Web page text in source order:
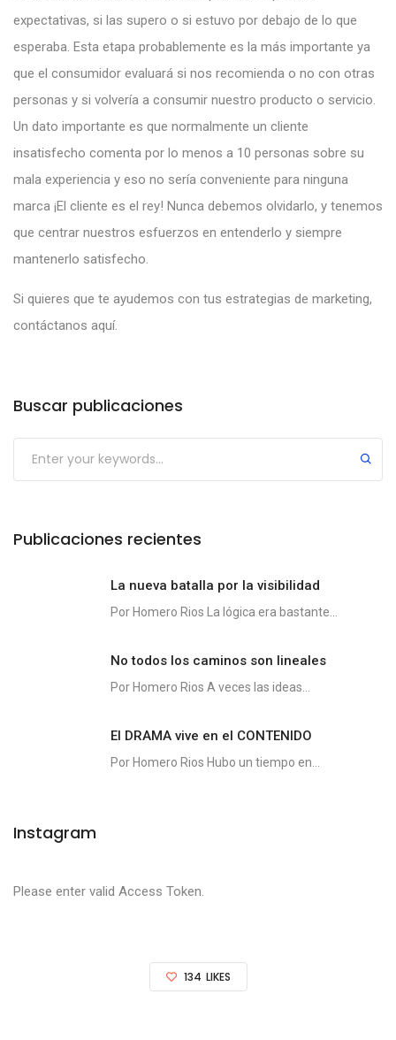
expectativas, si las supero o si estuvo por debajo de lo que
esperaba. Esta etapa probablemente es la más importante ya
que el consumidor evaluará si nos recomienda o no con otras
personas y si volvería a consumir nuestro producto o servicio.
Un dato importante es que normalmente un cliente
insatisfecho comenta por lo menos a 10 personas sobre su
mala experiencia y eso no sería conveniente para ninguna
marca ¡El cliente es el rey! Nunca debemos olvidarlo, y tenemos
que centrar nuestros esfuerzos en entenderlo y siempre
mantenerlo satisfecho.
Si quieres que te ayudemos con tus estrategias de marketing,
contáctanos aquí.
Buscar publicaciones
Publicaciones recientes
La nueva batalla por la visibilidad
Por Homero Rios La lógica era bastante...
No todos los caminos son lineales
Por Homero Rios A veces las ideas...
El DRAMA vive en el CONTENIDO
Por Homero Rios Hubo un tiempo en...
Instagram
Please enter valid Access Token.
134 LIKES